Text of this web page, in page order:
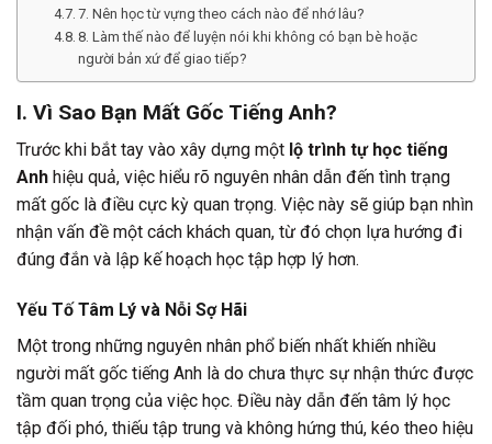
7. Nên học từ vựng theo cách nào để nhớ lâu?
8. Làm thế nào để luyện nói khi không có bạn bè hoặc
người bản xứ để giao tiếp?
I. Vì Sao Bạn Mất Gốc Tiếng Anh?
Trước khi bắt tay vào xây dựng một lộ trình tự học tiếng
Anh hiệu quả, việc hiểu rõ nguyên nhân dẫn đến tình trạng
mất gốc là điều cực kỳ quan trọng. Việc này sẽ giúp bạn nhìn
nhận vấn đề một cách khách quan, từ đó chọn lựa hướng đi
đúng đắn và lập kế hoạch học tập hợp lý hơn.
Yếu Tố Tâm Lý và Nỗi Sợ Hãi
Một trong những nguyên nhân phổ biến nhất khiến nhiều
người mất gốc tiếng Anh là do chưa thực sự nhận thức được
tầm quan trọng của việc học. Điều này dẫn đến tâm lý học
tập đối phó, thiếu tập trung và không hứng thú, kéo theo hiệu